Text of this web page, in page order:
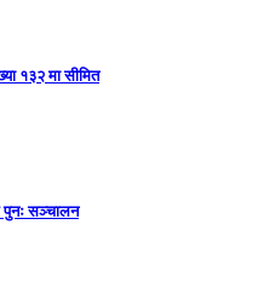
१३२ मा सीमित
पुनः सञ्चालन